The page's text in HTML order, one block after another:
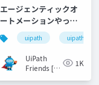
エージェンティックオ
ートメーションやって
みた
uipath
UiPath
Friends [公
1K